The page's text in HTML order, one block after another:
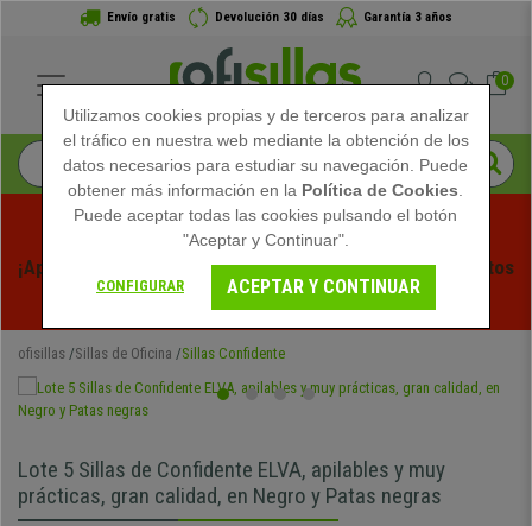
Envío gratis Devolución 30 días Garantía 3 años
0
¡Aprovecha las Rebajas de Verano en Ofisillas! Descuentos
Exclusivos por Tiempo Limitado - Ver Promo
ofisillas Sillas de Oficina Sillas Confidente
Lote 5 Sillas de Confidente ELVA, apilables y muy
prácticas, gran calidad, en Negro y Patas negras
Utilizamos cookies propias y de terceros para analizar
el tráfico en nuestra web mediante la obtención de los
datos necesarios para estudiar su navegación. Puede
obtener más información en la Política de Cookies
Puede aceptar todas las cookies pulsando el botón
"Aceptar y Continuar".
CONFIGURAR ACEPTAR Y CONTINUAR